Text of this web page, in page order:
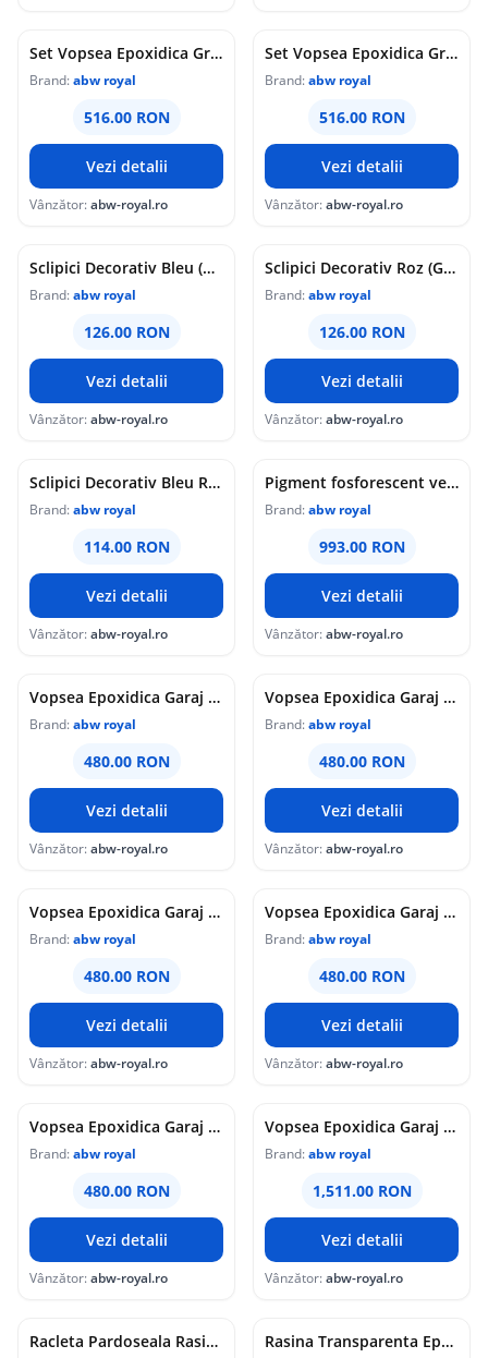
Set Vopsea Epoxidica Gri Inchis RAL 7001
Brand:abw royal
516.00 RON
Vezi detalii
Vânzător:abw-royal.ro
Set Vopsea Epoxidica Gri Deschis RAL 7035
Brand:abw royal
516.00 RON
Vezi detalii
Vânzător:abw-royal.ro
Sclipici Decorativ Bleu (Glitter decorativ) 1 Kg
Brand:abw royal
126.00 RON
Vezi detalii
Vânzător:abw-royal.ro
Sclipici Decorativ Roz (Glitter decorativ) 1 Kg
Brand:abw royal
126.00 RON
Vezi detalii
Vânzător:abw-royal.ro
Sclipici Decorativ Bleu Reflexiv (Glitter decorativ) 1 Kg
Brand:abw royal
114.00 RON
Vezi detalii
Vânzător:abw-royal.ro
Pigment fosforescent verde Glow In The Dark 1KG
Brand:abw royal
993.00 RON
Vezi detalii
Vânzător:abw-royal.ro
Vopsea Epoxidica Garaj Alba RAL 9016-Trafic Auto 5 Kg Epoxy Floor
Brand:abw royal
480.00 RON
Vezi detalii
Vânzător:abw-royal.ro
Vopsea Epoxidica Garaj Neagra RAL 9005-Trafic Auto 5 Kg Epoxy Floor
Brand:abw royal
480.00 RON
Vezi detalii
Vânzător:abw-royal.ro
Vopsea Epoxidica Garaj Crem RAL 1015-Trafic Auto 5 Kg Epoxy Floor
Brand:abw royal
480.00 RON
Vezi detalii
Vânzător:abw-royal.ro
Vopsea Epoxidica Garaj Albastru RAL 5012-Trafic Auto 5 Kg Epoxy Floor
Brand:abw royal
480.00 RON
Vezi detalii
Vânzător:abw-royal.ro
Vopsea Epoxidica Garaj Verde RAL 6005-Trafic Auto 5 Kg Epoxy Floor
Brand:abw royal
480.00 RON
Vezi detalii
Vânzător:abw-royal.ro
Vopsea Epoxidica Garaj Gri Antracit RAL 7016-Trafic Auto 20 Kg Epoxy Floor
Brand:abw royal
1,511.00 RON
Vezi detalii
Vânzător:abw-royal.ro
Racleta Pardoseala Rasini Epoxidice 18 cm Hufa B2 Rasina Transparenta Epoxidica de Turnare Super Cast 10 - 7,5Kg